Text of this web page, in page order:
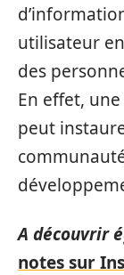
utilisateur
des
En effet,
peut
A découvrir
notes sur